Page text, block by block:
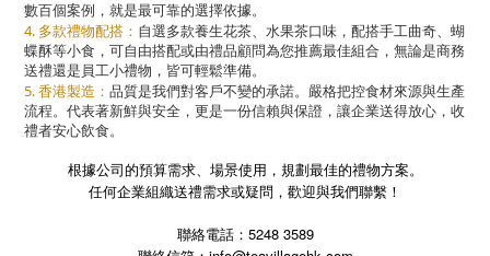
數百個案例，就是最可靠的選擇依據。
4. 多款禮物配搭： 自選多款養生花茶、水果茶口味，配搭手工曲奇、蝴
蝶酥等小食，可自由搭配或由禮品顧問為您推薦最佳組合，無論是商務
送禮還是員工小禮物，皆可輕鬆準備。
5. 香港製造： 品質是我們對客戶不變的承諾。嚴格把控食材來源與生產
流程。代表著新鮮與安全，更是一份信賴與保證，讓企業送得放心，收
禮者安心飲食。
根據公司的預算需求、場景使用，規劃最佳的禮物方案。
任何企業組織送禮需求或疑問，歡迎與我們聯繫！
聯絡電話：5248 3589